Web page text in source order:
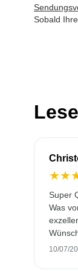
Sobald
★★
Super
Was
10/07/